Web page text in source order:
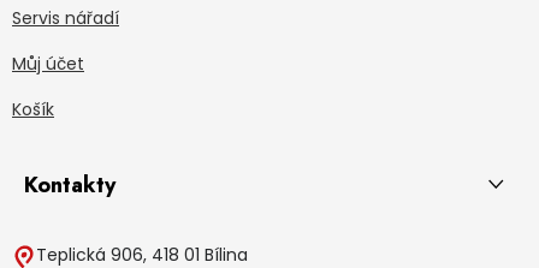
Servis nářadí
Můj účet
Košík
Kontakty
Teplická 906, 418 01 Bílina